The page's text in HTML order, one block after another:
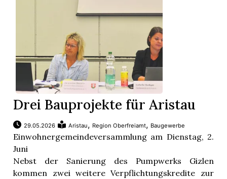
Drei Bauprojekte für Aristau
29.05.2026 Aristau, Region Oberfreiamt, Baugewerbe
Einwohnergemeindeversammlung am Dienstag, 2.
Juni
Nebst der Sanierung des Pumpwerks Gizlen
kommen zwei weitere Verpflichtungskredite zur